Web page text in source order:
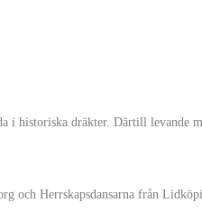
i historiska dräkter. Därtill levande
och Herrskapsdansarna från